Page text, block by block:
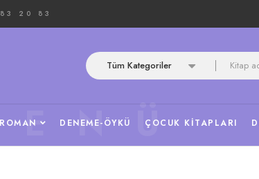
20 83
Tüm Kategoriler
ROMAN DENEME-ÖYKÜ ÇOCUK KITAPLARI